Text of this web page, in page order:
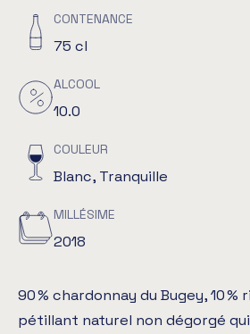
CONTENANCE
75 cl
ALCOOL
10.0
COULEUR
Blanc, Tranquille
MILLÉSIME
2018
90 % chardonnay du Bugey, 10 %
pétillant naturel non dégorgé